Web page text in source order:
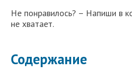
Не понравилось? – Напиши в
не хватает.
Содержание